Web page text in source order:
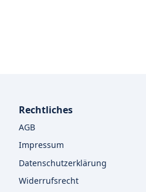
Rechtliches
AGB
Impressum
Datenschutzerklärung
Widerrufsrecht